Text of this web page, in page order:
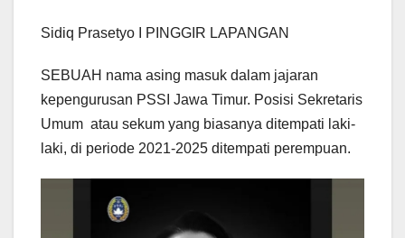
Sidiq Prasetyo I PINGGIR LAPANGAN
SEBUAH nama asing masuk dalam jajaran
kepengurusan PSSI Jawa Timur. Posisi Sekretaris
Umum atau sekum yang biasanya ditempati laki-
laki, di periode 2021-2025 ditempati perempuan.